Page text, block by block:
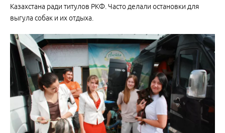
Казахстана ради титулов РКФ. Часто делали остановки для
выгула собак и их отдыха.